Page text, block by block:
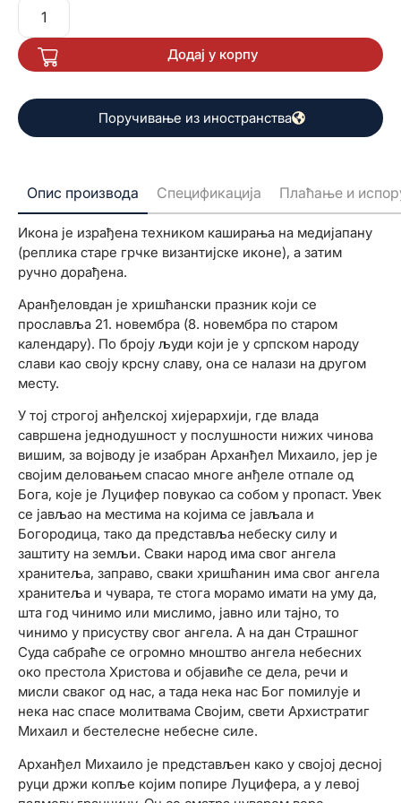
Додај у корпу
Поручивање из иностранства
Опис производа Спецификација Плаћање и
Икона је израђена техником каширања на медијапану
(реплика старе грчке византијске иконе), а затим
ручно дорађена.
Аранђеловдан је хришћански празник који се
прославља 21. новембра (8. новембра по старом
календару). По броју људи који је у српском народу
слави као своју крсну славу, она се налази на другом
месту.
У тој строгој анђелској хијерархији, где влада
савршена једнодушност у послушности нижих чинова
вишим, за војводу је изабран Арханђел Михаило, јер је
својим деловањем спасао многе анђеле отпале од
Бога, које је Луцифер повукао са собом у пропаст. Увек
се јављао на местима на којима се јављала и
Богородица, тако да представља небеску силу и
заштиту на земљи. Сваки народ има свог ангела
хранитеља, заправо, сваки хришћанин има свог ангела
хранитеља и чувара, те стога морамо имати на уму да,
шта год чинимо или мислимо, јавно или тајно, то
чинимо у присуству свог ангела. А на дан Страшног
Суда сабраће се огромно мноштво ангела небесних
око престола Христова и објавиће се дела, речи и
мисли сваког од нас, а тада нека нас Бог помилује и
нека нас спасе молитвама Својим, свети Архистратиг
Михаил и бестелесне небесне силе.
Арханђел Михаило је представљен како у својој десној
руци држи копље којим попире Луцифера, а у левој